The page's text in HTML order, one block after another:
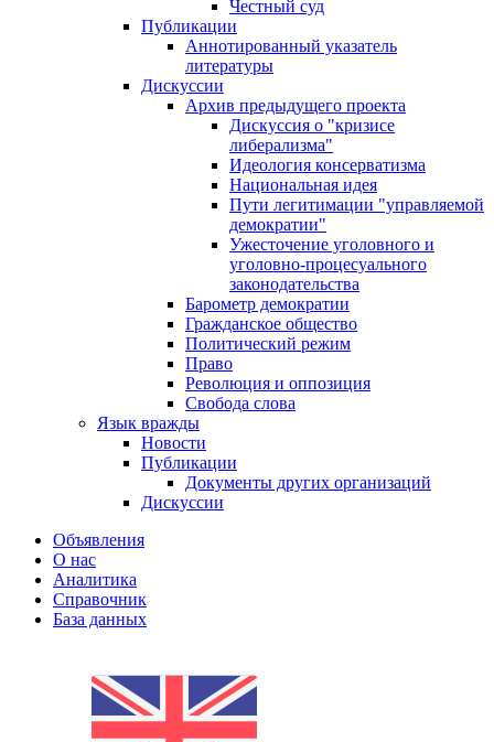
Честный суд
Публикации
Аннотированный указатель
литературы
Дискуссии
Архив предыдущего проекта
Дискуссия о "кризисе
либерализма"
Идеология консерватизма
Национальная идея
Пути легитимации "управляемой
демократии"
Ужесточение уголовного и
уголовно-процесуального
законодательства
Барометр демократии
Гражданское общество
Политический режим
Право
Революция и оппозиция
Свобода слова
Язык вражды
Новости
Публикации
Документы других организаций
Дискуссии
Объявления
О нас
Аналитика
Справочник
База данных